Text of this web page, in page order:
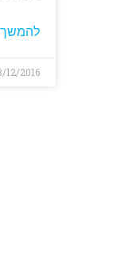
להמשך
12/2016